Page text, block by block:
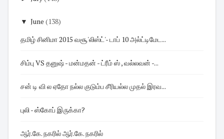
▼ June (138)
தமிழ் சினிமா 2015 வசூ'லிஸ்ட்'- டாப் 10 அல்ட்டிமேட...
சிம்பு VS தனுஷ் - மன்மதன் - ட்ரீம் ஸ் , வல்லவன் -...
சன் டி வி ல ஏதோ நல்ல குடும்ப சீரியல்ல முதல் இரவ...
புலி - ஸ்கோப் இருக்கா?
ஆர்.கே. நகரில் ஆர்.கே. நகரில்